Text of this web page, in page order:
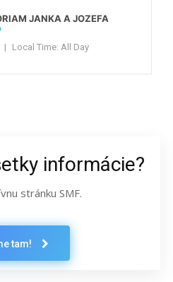
JANKA A JOZEFA
| Local Time: All Day
informácie?
stránku SMF.
tam!